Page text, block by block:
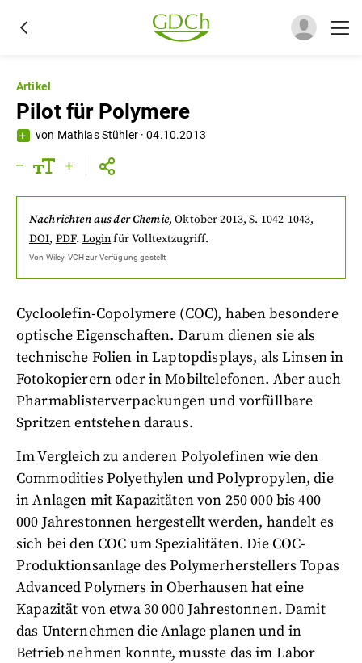
Artikel
Pilot für Polymere
von Mathias Stühler·04.10.2013
Nachrichten aus der Chemie,Oktober 2013, S. 1042-1043,
DOI, PDF. Loginfür Volltextzugriff.
Von Wiley-VCHzur Verfügung gestellt
Cycloolefin-Copolymere (COC), haben besondere
optische Eigenschaften. Darum dienen sie als
technische Folien in Laptopdisplays, als Linsen in
Fotokopierern oder in Mobiltelefonen. Aber auch
Pharmablisterverpackungen und vorfüllbare
Spritzen entstehen daraus.
Im Vergleich zu anderen Polyolefinen wie den
Commodities Polyethylen und Polypropylen, die
in Anlagen mit Kapazitäten von 250 000 bis 400
000 Jahrestonnen hergestellt werden, handelt es
sich bei den COC um Spezialitäten. Die COC-
Produktionsanlage des Polymerherstellers Topas
Advanced Polymers in Oberhausen hat eine
Kapazität von etwa 30 000 Jahrestonnen. Damit
das Unternehmen die Anlage planen und in
Betrieb nehmen konnte, musste das im Labor